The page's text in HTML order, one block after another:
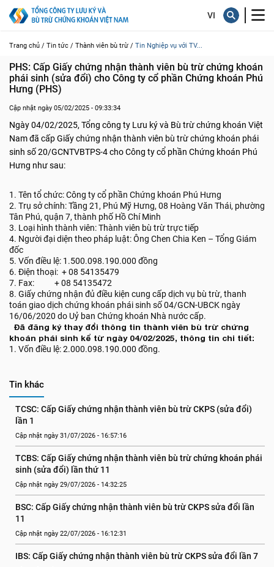
Trang chủ / Tin tức / Thành viên bù trừ / Tin Nghiệp vụ với TV...
PHS: Cấp Giấy chứng nhận thành viên bù trừ chứng khoán
phái sinh (sửa đổi) cho Công ty cổ phần Chứng khoán Phú
Hưng (PHS)
Cập nhật ngày 05/02/2025 - 09:33:34
Ngày 04/02/2025, Tổng công ty Lưu ký và Bù trừ chứng khoán Việt
Nam đã cấp Giấy chứng nhận thành viên bù trừ chứng khoán phái
sinh số 20/GCNTVBTPS-4 cho Công ty cổ phần Chứng khoán Phú
Hưng như sau:
1. Tên tổ chức: Công ty cổ phần Chứng khoán Phú Hưng
2. Trụ sở chính: Tầng 21, Phú Mỹ Hưng, 08 Hoàng Văn Thái, phường
Tân Phú, quận 7, thành phố Hồ Chí Minh
3. Loại hình thành viên: Thành viên bù trừ trực tiếp
4. Người đại diện theo pháp luật: Ông Chen Chia Ken – Tổng Giám
đốc
5. Vốn điều lệ: 1.500.098.190.000 đồng
6. Điện thoại: + 08 54135479
7. Fax: + 08 54135472
8. Giấy chứng nhận đủ điều kiện cung cấp dịch vụ bù trừ, thanh
toán giao dịch chứng khoán phái sinh số 04/GCN-UBCK ngày
16/06/2020 do Uỷ ban Chứng khoán Nhà nước cấp.
Đã đăng ký thay đổi thông tin thành viên bù trừ chứng
khoán phái sinh kể từ ngày 04/02/2025, thông tin chi tiết:
1. Vốn điều lệ: 2.000.098.190.000 đồng.
Tin khác
TCSC: Cấp Giấy chứng nhận thành viên bù trừ CKPS (sửa đổi)
lần 1
Cập nhật ngày 31/07/2026 - 16:57:16
TCBS: Cấp Giấy chứng nhận thành viên bù trừ chứng khoán phái
sinh (sửa đổi) lần thứ 11
Cập nhật ngày 29/07/2026 - 14:32:25
BSC: Cấp Giấy chứng nhận thành viên bù trừ CKPS sửa đổi lần
11
Cập nhật ngày 22/07/2026 - 16:12:31
IBS: Cấp Giấy chứng nhận thành viên bù trừ CKPS sửa đổi lần 7